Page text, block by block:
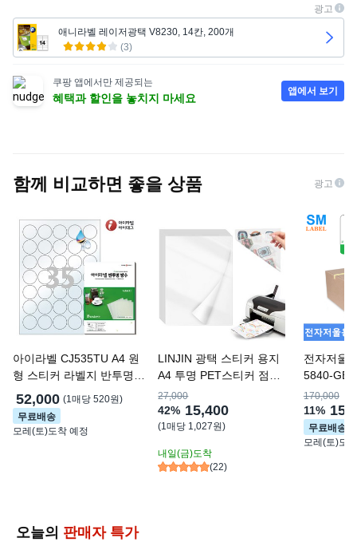
광고
애니라벨 레이저광택 V8230, 14칸, 200개
(3)
쿠팡 앱에서만 제공되는
혜택과 할인을 놓치지 마세요
앱에서 보기
함께 비교하면 좋을 상품 광고
아이라벨 CJ535TU A4 원
형 스티커 라벨지 반투명
방수 잉크젯, 35칸, 100개
52,000 (1매당 520원)
무료배송
모레(토)도착 예정
LINJIN 광택 스티커 용지
A4 투명 PET스티커 점착
식인쇄용지 라벨 스티커
DIY라벨 용지 레이저 잉크
젯 인쇄 가능, 15매
27,000
42% 15,400
(1매당 1,027원)
내일(금)도착
(22)
전자저울
5840-GB
- 1Box :
점 - 마트
반찬전문
170,000
11%
무료배송
모레(토)도
오늘의 판매자 특가